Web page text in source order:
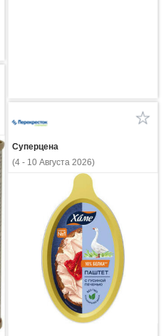
Суперцена
(4 - 10 Августа 2026)